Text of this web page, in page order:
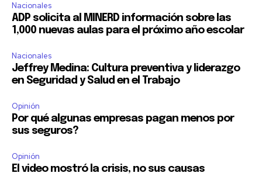
Nacionales
ADP solicita al MINERD información sobre las
1,000 nuevas aulas para el próximo año escolar
Nacionales
Jeffrey Medina: Cultura preventiva y liderazgo
en Seguridad y Salud en el Trabajo
Opinión
Por qué algunas empresas pagan menos por
sus seguros?
Opinión
El video mostró la crisis, no sus causas